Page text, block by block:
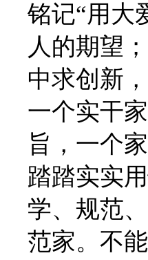
铭记“用大
人的期望
中求创新
一个实干
旨，一个
踏踏实实
学、规范
范家。不